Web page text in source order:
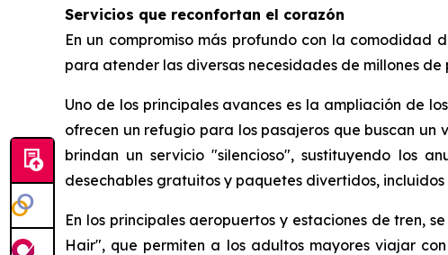
Servicios que reconfortan el corazón
En un compromiso más profundo con la comodidad
para atender las diversas necesidades de millones
Uno de los principales avances es la ampliación de
ofrecen un refugio para los pasajeros que buscan un
brindan un servicio "silencioso", sustituyendo los
desechables gratuitos y paquetes divertidos,
En los principales aeropuertos y estaciones de tren,
Hair", que permiten a los adultos mayores viajar